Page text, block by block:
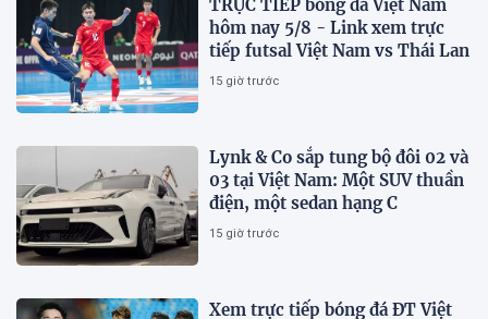
TRỰC TIẾP bóng đá Việt Nam
hôm nay 5/8 - Link xem trực
tiếp futsal Việt Nam vs Thái Lan
15 giờ trước
Lynk & Co sắp tung bộ đôi 02 và
03 tại Việt Nam: Một SUV thuần
điện, một sedan hạng C
15 giờ trước
Xem trực tiếp bóng đá ĐT Việt